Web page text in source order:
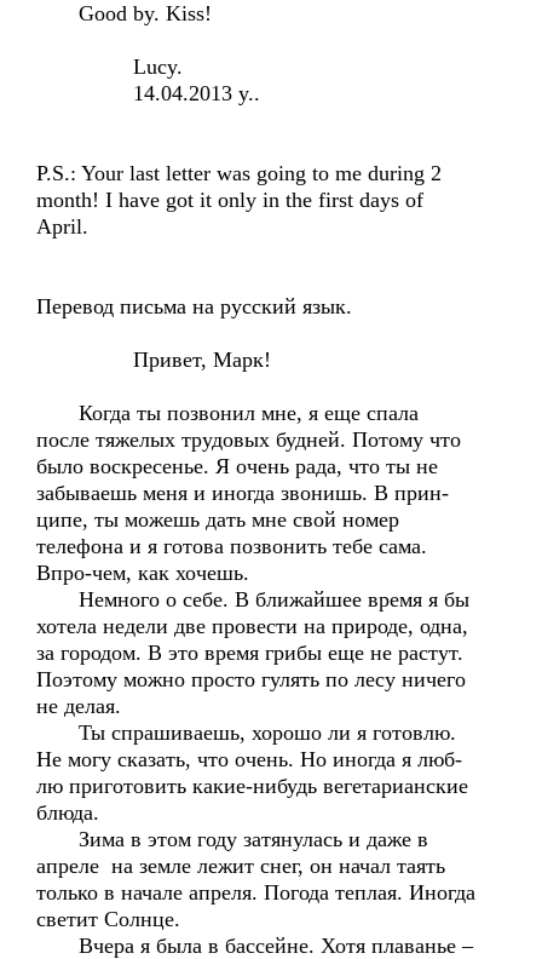
Good by. Kiss!
Lucy.
14.04.2013 y..
P.S.: Your last letter was going to me during 2
month! I have got it only in the first days of
April.
Перевод письма на русский язык.
Привет, Марк!
Когда ты позвонил мне, я еще спала
после тяжелых трудовых будней. Потому что
было воскресенье. Я очень рада, что ты не
забываешь меня и иногда звонишь. В прин-
ципе, ты можешь дать мне свой номер
телефона и я готова позвонить тебе сама.
Впро-чем, как хочешь.
Немного о себе. В ближайшее время я бы
хотела недели две провести на природе, одна,
за городом. В это время грибы еще не растут.
Поэтому можно просто гулять по лесу ничего
не делая.
Ты спрашиваешь, хорошо ли я готовлю.
Не могу сказать, что очень. Но иногда я люб-
лю приготовить какие-нибудь вегетарианские
блюда.
Зима в этом году затянулась и даже в
апреле на земле лежит снег, он начал таять
только в начале апреля. Погода теплая. Иногда
светит Солнце.
Вчера я была в бассейне. Хотя плаванье –